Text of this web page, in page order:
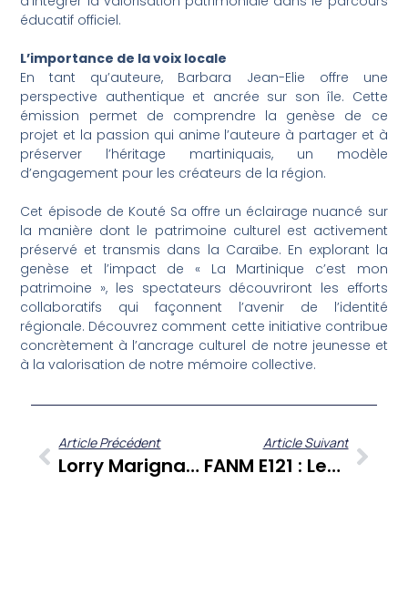
éducatif officiel.
L’importance de la voix locale
En tant qu’auteure, Barbara Jean-Elie offre une
perspective authentique et ancrée sur son île. Cette
émission permet de comprendre la genèse de ce
projet et la passion qui anime l’auteure à partager et à
préserver l’héritage martiniquais, un modèle
d’engagement pour les créateurs de la région.
Cet épisode de Kouté Sa offre un éclairage nuancé sur
la manière dont le patrimoine culturel est activement
préservé et transmis dans la Caraïbe. En explorant la
genèse et l’impact de « La Martinique c’est mon
patrimoine », les spectateurs découvriront les efforts
collaboratifs qui façonnent l’avenir de l’identité
régionale. Découvrez comment cette initiative contribue
concrètement à l’ancrage culturel de notre jeunesse et
à la valorisation de notre mémoire collective.
Article Précédent
Lorry Marignan De La CGSS Martinique Éclaire Les Enjeux De La Santé Étudiante Et De L’égalité Des Chances Aux Antilles
Article Suivant
FANM E121 : Les Parcours Inspirants De Lydie Brusset Et Nathalie Aliker